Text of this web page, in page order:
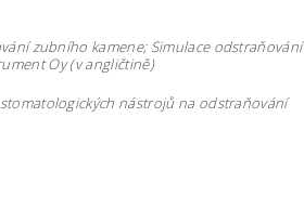
zubního kamene; Simulace odstraňování
Oy (v angličtině)
nástrojů na odstraňování